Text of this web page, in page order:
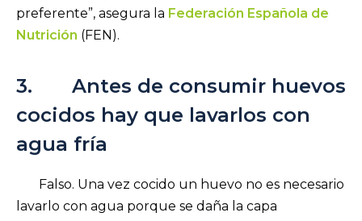
preferente”, asegura la Federación Española de
Nutrición (FEN).
3. Antes de consumir huevos
cocidos hay que lavarlos con
agua fría
Falso. Una vez cocido un huevo no es necesario
lavarlo con agua porque se daña la capa